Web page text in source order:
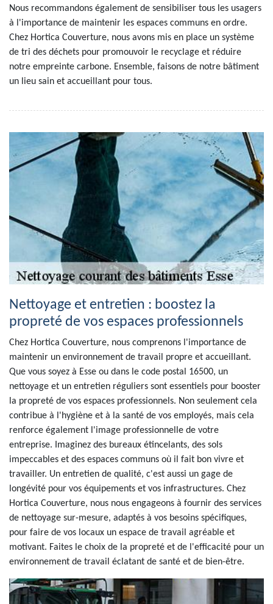
Nous recommandons également de sensibiliser tous les usagers
à l'importance de maintenir les espaces communs en ordre.
Chez Hortica Couverture, nous avons mis en place un système
de tri des déchets pour promouvoir le recyclage et réduire
notre empreinte carbone. Ensemble, faisons de notre bâtiment
un lieu sain et accueillant pour tous.
Nettoyage et entretien : boostez la
propreté de vos espaces professionnels
Chez Hortica Couverture, nous comprenons l'importance de
maintenir un environnement de travail propre et accueillant.
Que vous soyez à Esse ou dans le code postal 16500, un
nettoyage et un entretien réguliers sont essentiels pour booster
la propreté de vos espaces professionnels. Non seulement cela
contribue à l'hygiène et à la santé de vos employés, mais cela
renforce également l'image professionnelle de votre
entreprise. Imaginez des bureaux étincelants, des sols
impeccables et des espaces communs où il fait bon vivre et
travailler. Un entretien de qualité, c'est aussi un gage de
longévité pour vos équipements et vos infrastructures. Chez
Hortica Couverture, nous nous engageons à fournir des services
de nettoyage sur-mesure, adaptés à vos besoins spécifiques,
pour faire de vos locaux un espace de travail agréable et
motivant. Faites le choix de la propreté et de l'efficacité pour un
environnement de travail éclatant de santé et de bien-être.